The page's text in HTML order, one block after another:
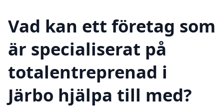
Vad kan ett företag som
är specialiserat på
totalentreprenad i
Järbo hjälpa till med?